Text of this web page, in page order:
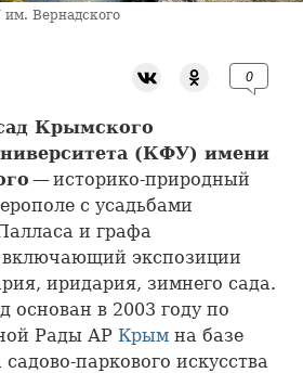
Вернадского
0
Крымского
(КФУ) имени
— историко-природный
с усадьбами
и графа
экспозиции
иридария, зимнего сада.
основан в 2003 году по
Рады АР Крым на базе
паркового искусства